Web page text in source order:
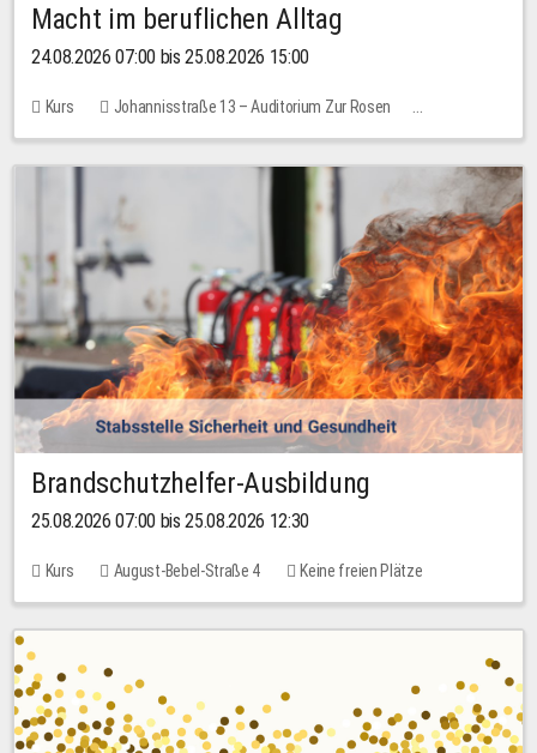
Macht im beruflichen Alltag
24.08.2026 07:00 bis 25.08.2026 15:00
Kurs
Johannisstraße 13 – Auditorium Zur Rosen
Keine freien Plätze
Brandschutzhelfer-Ausbildung
25.08.2026 07:00 bis 25.08.2026 12:30
Kurs August-Bebel-Straße 4 Keine freien Plätze